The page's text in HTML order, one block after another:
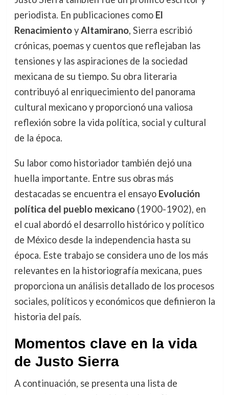
periodista. En publicaciones como El
RenacimientoyAltamirano, Sierra escribió
crónicas, poemas y cuentos que reflejaban las
tensiones y las aspiraciones de la sociedad
mexicana de su tiempo. Su obra literaria
contribuyó al enriquecimiento del panorama
cultural mexicano y proporcionó una valiosa
reflexión sobre la vida política, social y cultural
de la época.
Su labor como historiador también dejó una
huella importante. Entre sus obras más
destacadas se encuentra el ensayo Evolución
política del pueblo mexicano(1900-1902), en
el cual abordó el desarrollo histórico y político
de México desde la independencia hasta su
época. Este trabajo se considera uno de los más
relevantes en la historiografía mexicana, pues
proporciona un análisis detallado de los procesos
sociales, políticos y económicos que definieron la
historia del país.
Momentos clave en la vida
de Justo Sierra
A continuación, se presenta una lista de